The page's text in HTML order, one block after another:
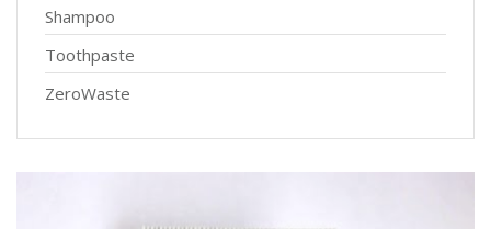
Shampoo
Toothpaste
ZeroWaste